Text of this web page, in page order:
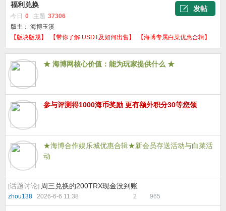
福利兑换
今日 0 主题 37306
发帖
版主： 海博玉溪
【版块版规】
【带你了解 USDT及如何出售】 【海博专属白菜优惠合辑】
★ 海博网核心价值：能为玩家提供什么 ★
参与评测得1000海币奖励 更有额外积分30等您领
★海博合作娱乐城优惠合辑★新会员存送活动与白菜活
动
[话题讨论] 周三兑换的200TRX现金没到账
zhou138 2026-6-6 11:38 2 965